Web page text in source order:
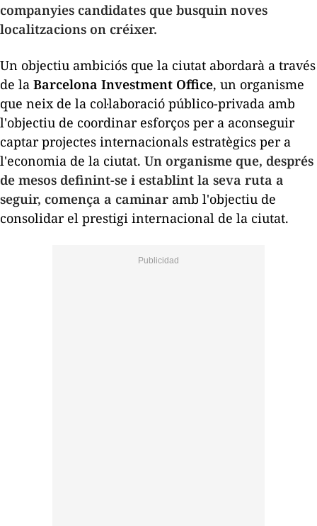
companyies candidates que busquin noves
localitzacions on créixer.
Un objectiu ambiciós que la ciutat abordarà a través
de la Barcelona Investment Office, un organisme
que neix de la col·laboració público-privada amb
l'objectiu de coordinar esforços per a aconseguir
captar projectes internacionals estratègics per a
l'economia de la ciutat. Un organisme que, després
de mesos definint-se i establint la seva ruta a
seguir, comença a caminar amb l'objectiu de
consolidar el prestigi internacional de la ciutat.